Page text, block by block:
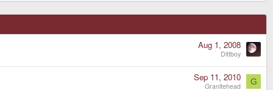
Aug 1, 2008
Dittboy
Sep 11, 2010
Granitehead G